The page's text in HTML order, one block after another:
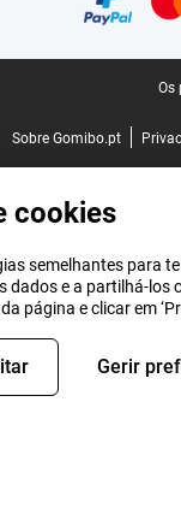
Os
Sobre Gomibo.pt
cookies
semelhantes para
dados e a partilhá-
página e clicar em
Gerir